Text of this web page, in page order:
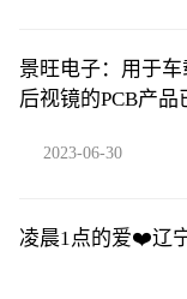
景旺电子：用于
后视镜的PCB产品
2023-06-30
凌晨1点的爱❤️辽